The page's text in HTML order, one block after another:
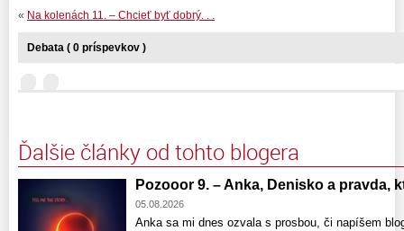
« Na kolenách 11. – Chcieť byť dobrý. . .
Debata ( 0 príspevkov )
Ďalšie články od tohto blogera
Pozooor 9. – Anka, Denisko a pravda,
05.08.2026
Anka sa mi dnes ozvala s prosbou, či napíšem